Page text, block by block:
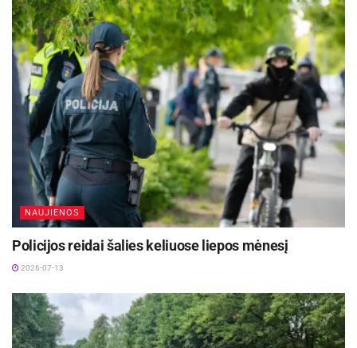
NAUJIENOS
Policijos reidai šalies keliuose liepos mėnesį
2026-07-13